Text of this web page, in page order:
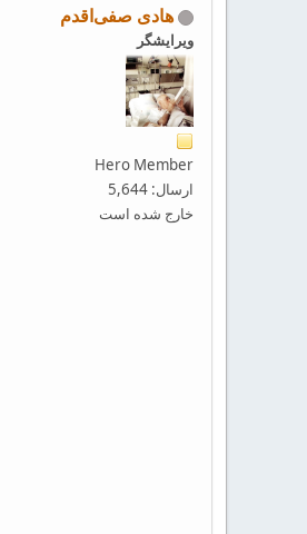
هادی صفی‌اقدم
ویرایشگر
Hero Member
ارسال: 5,644
خارج شده است